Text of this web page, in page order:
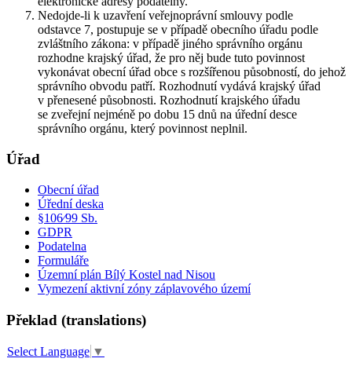
Nedojde-li k uzavření veřejnoprávní smlouvy podle
odstavce 7, postupuje se v případě obecního úřadu podle
zvláštního zákona: v případě jiného správního orgánu
rozhodne krajský úřad, že pro něj bude tuto povinnost
vykonávat obecní úřad obce s rozšířenou působností, do jehož
správního obvodu patří. Rozhodnutí vydává krajský úřad
v přenesené působnosti. Rozhodnutí krajského úřadu
se zveřejní nejméně po dobu 15 dnů na úřední desce
správního orgánu, který povinnost neplnil.
Úřad
Obecní úřad
Úřední deska
§106⁄99 Sb.
GDPR
Podatelna
Formuláře
Územní plán Bílý Kostel nad Nisou
Vymezení aktivní zóny záplavového území
Překlad (translations)
Select Language ▼